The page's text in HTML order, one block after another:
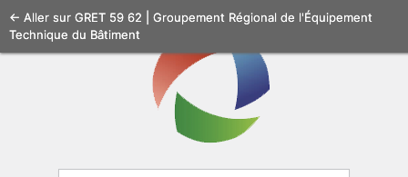
Se
connecter
← Aller sur GRET 59 62 | Groupement Régional de l'Équipement
Technique du Bâtiment